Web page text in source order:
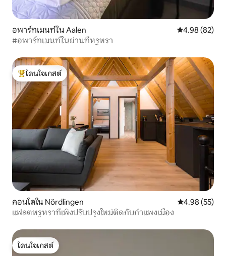
อพาร์ทเมนท์ใน Aalen คะแนนเฉลี่ย
4.98 (82)
#อพาร์ทเมนท์ในย่านที่หรูหรา
โดนใจเกสต์ที่สุด
โดนใจเกสต์
คอนโดใน Nördlingen คะแนนเฉลี่ย
4.98 (55)
แฟลตหรูหราที่เพิ่งปรับปรุงใหม่ติดกับกำแพงเมือง
โดนใจเกสต์
โดนใจเกสต์